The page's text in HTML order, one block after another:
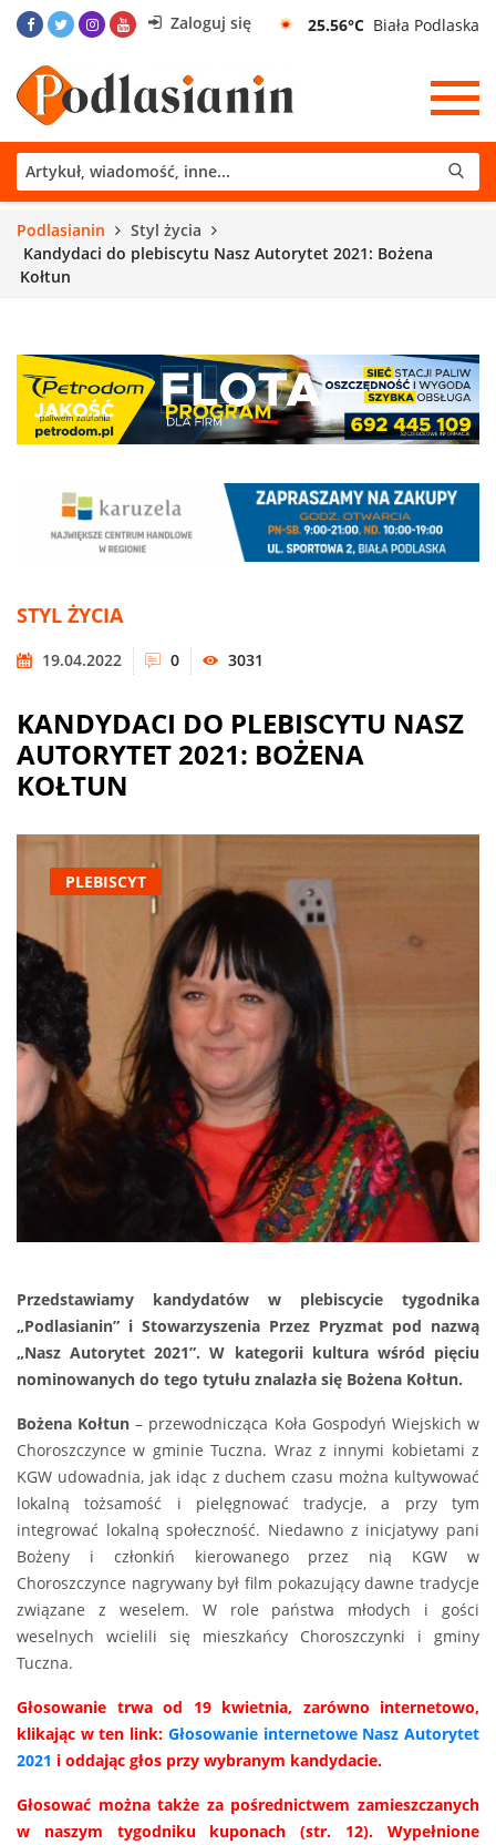
Zaloguj się 25.56°C Biała Podlaska
Podlasianin
Styl życia
Kandydaci do plebiscytu Nasz Autorytet 2021: Bożena
Kołtun
STYL ŻYCIA
19.04.2022 0 3031
KANDYDACI DO PLEBISCYTU NASZ
AUTORYTET 2021: BOŻENA
KOŁTUN
PLEBISCYT
Przedstawiamy kandydatów w plebiscycie tygodnika
„Podlasianin” i Stowarzyszenia Przez Pryzmat pod nazwą
„Nasz Autorytet 2021”. W kategorii kultura wśród pięciu
nominowanych do tego tytułu znalazła się Bożena Kołtun.
Bożena Kołtun – przewodnicząca Koła Gospodyń Wiejskich w
Choroszczynce w gminie Tuczna. Wraz z innymi kobietami z
KGW udowadnia, jak idąc z duchem czasu można kultywować
lokalną tożsamość i pielęgnować tradycje, a przy tym
integrować lokalną społeczność. Niedawno z inicjatywy pani
Bożeny i członkiń kierowanego przez nią KGW w
Choroszczynce nagrywany był film pokazujący dawne tradycje
związane z weselem. W role państwa młodych i gości
weselnych wcielili się mieszkańcy Choroszczynki i gminy
Tuczna.
Głosowanie trwa od 19 kwietnia, zarówno internetowo,
klikając w ten link: Głosowanie internetowe Nasz Autorytet
2021 i oddając głos przy wybranym kandydacie.
Głosować można także za pośrednictwem zamieszczanych
w naszym tygodniku kuponach (str. 12). Wypełnione